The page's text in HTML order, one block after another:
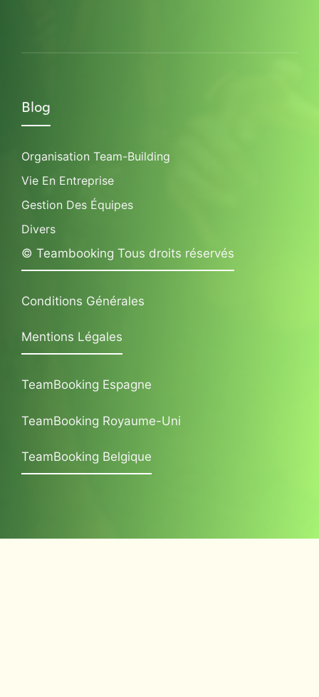
Blog
Organisation Team-Building
Vie En Entreprise
Gestion Des Équipes
Divers
© Teambooking Tous droits réservés
Conditions Générales
Mentions Légales
TeamBooking Espagne
TeamBooking Royaume-Uni
TeamBooking Belgique